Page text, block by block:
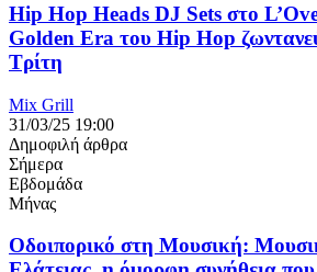
Hip Hop Heads DJ Sets στο
Golden Era του Hip Hop
Τρίτη
Mix Grill
31/03/25 19:00
Δημοφιλή άρθρα
Σήμερα
Εβδομάδα
Μήνας
Οδοιπορικό στη Μουσική: